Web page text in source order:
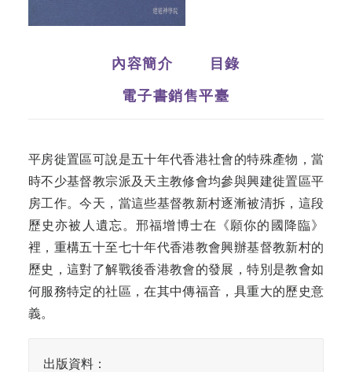
內容簡介
目錄
電子書銷售平臺
平房徙置區可說是五十年代香港社會的特殊產物，當
時不少基督教宗派及天主教修會均參與興建徙置區平
房工作。今天，當這些基督教新村逐漸被清拆，這段
歷史亦被人遺忘。邢福增博士在《願你的國降臨》
裡，重構五十至七十年代香港教會興辦基督教新村的
歷史，這對了解戰後香港教會的發展，特別是教會如
何服務特定的社區，在其中傳福音，具重大的歷史意
義。
出版資料：